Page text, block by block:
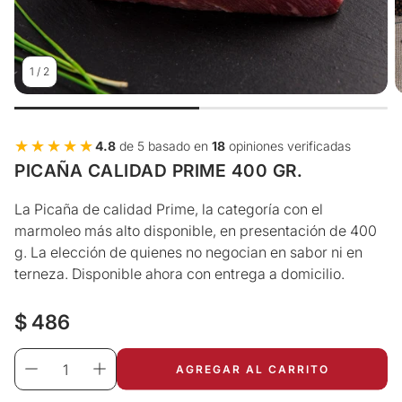
1 / 2
★★★★★
★★★★★4.8 de 5 basado en 18 opiniones verificadas
PICAÑA CALIDAD PRIME 400 GR.
La Picaña de calidad Prime, la categoría con el
marmoleo más alto disponible, en presentación de 400
g. La elección de quienes no negocian en sabor ni en
terneza. Disponible ahora con entrega a domicilio.
Precio
regular
$ 486
AGREGAR AL CARRITO